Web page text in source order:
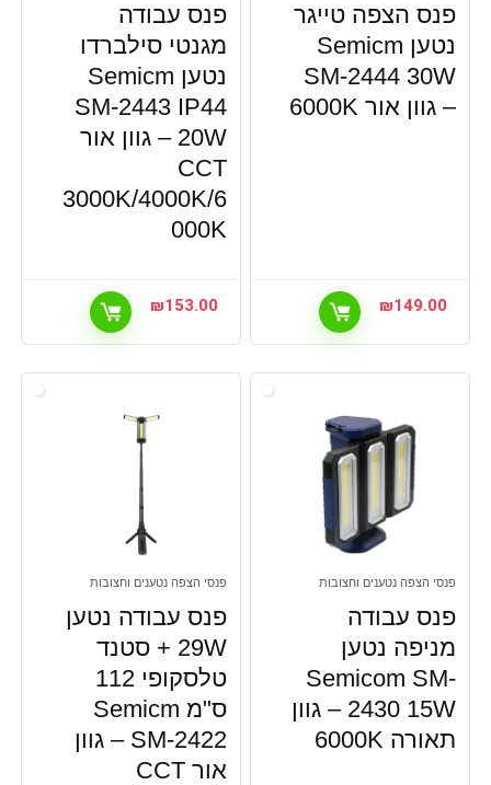
פנס הצפה טייגר
נטען Semicm
SM-2444 30W
– גוון אור 6000K
₪149.00
פנס עבודה
מגנטי סילברדו
נטען Semicm
SM-2443 IP44
20W – גוון אור
CCT
3000K/4000K/6
000K
₪153.00
פנסי הצפה נטענים וחצובות
פנס עבודה
מניפה נטען
Semicom SM-
2430 15W – גוון
תאורה 6000K
פנסי הצפה נטענים וחצובות
פנס עבודה נטען
29W + סטנד
טלסקופי 112
ס"מ Semicm
SM-2422 – גוון
אור CCT